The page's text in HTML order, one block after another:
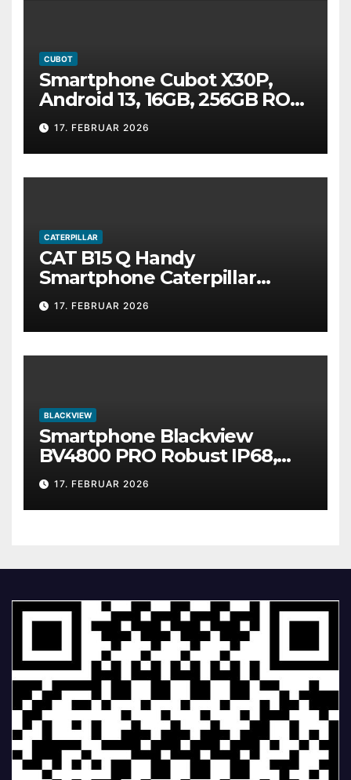
CUBOT
Smartphone Cubot X30P,
Android 13, 16GB, 256GB ROM,
NFC, 6,4 Zoll FHD, 4200 mAh
17. FEBRUAR 2026
CATERPILLAR
CAT B15 Q Handy
Smartphone Caterpillar
Outdoor robust
17. FEBRUAR 2026
BLACKVIEW
Smartphone Blackview
BV4800 PRO Robust IP68,
12GB RAM (4+8) 128GB A15
17. FEBRUAR 2026